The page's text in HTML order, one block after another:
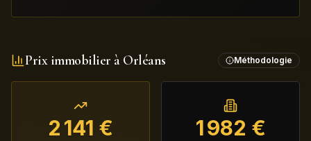
Prix immobilier à Orléans Méthodologie
2 141 € 1 982 €